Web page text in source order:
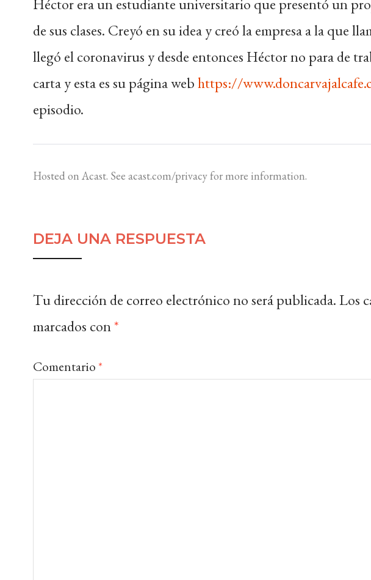
Héctor era un estudiante universitario que presentó un
de sus clases. Creyó en su idea y creó la empresa a la que
llegó el coronavirus y desde entonces Héctor no para de
carta y esta es su página webhttps://
episodio.
Hosted on Acast. See acast.com/privacyfor more information.
DEJA UNA RESPUESTA
Tu dirección de correo electrónico no será publicada.Los
marcados con*
Comentario *